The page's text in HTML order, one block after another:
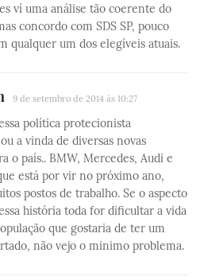
ví uma análise tão coerente do
concordo com SDS SP, pouco
qualquer um dos elegíveis atuais.
9 de setembro de 2014 às 10:27
política protecionista
a vinda de diversas novas
o país.. BMW, Mercedes, Audi e
está por vir no próximo ano,
postos de trabalho. Se o aspecto
história toda for dificultar a vida
que gostaria de ter um
não vejo o minimo problema.